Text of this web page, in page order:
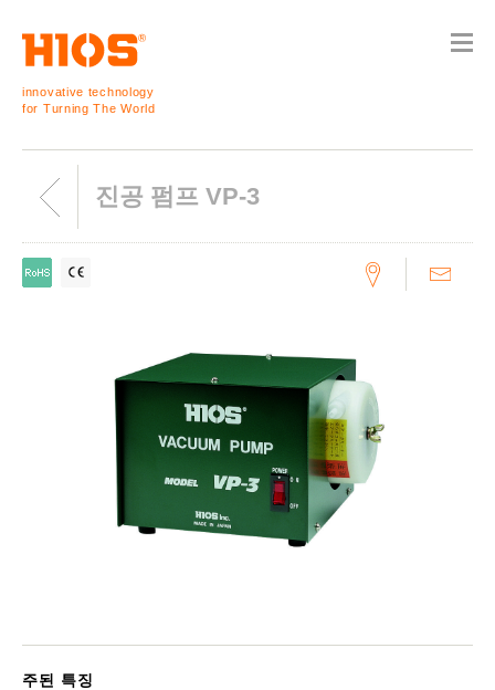
innovative technology
for Turning The World
진공 펌프 VP-3
주된 특징